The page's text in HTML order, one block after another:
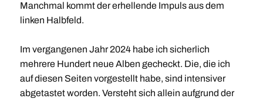
Manchmal kommt der erhellende Impuls aus dem
linken Halbfeld.
Im vergangenen Jahr 2024 habe ich sicherlich
mehrere Hundert neue Alben gecheckt. Die, die ich
auf diesen Seiten vorgestellt habe, sind intensiver
abgetastet worden. Versteht sich allein aufgrund der